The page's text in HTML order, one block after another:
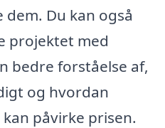
Du kan også
projektet med
bedre forståelse af,
og hvordan
påvirke prisen.